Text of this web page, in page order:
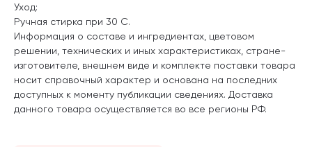
Уход:
Ручная стирка при 30 С.
Информация о составе и ингредиентах, цветовом
решении, технических и иных характеристиках, стране-
изготовителе, внешнем виде и комплекте поставки товара
носит справочный характер и основана на последних
доступных к моменту публикации сведениях. Доставка
данного товара осуществляется во все регионы РФ.